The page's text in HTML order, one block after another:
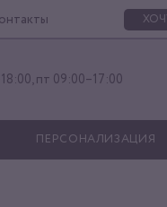
пт 09:00–17:00
ПЕРСОНАЛИЗАЦИЯ